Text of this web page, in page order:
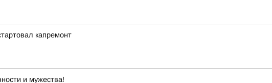
капремонт
и мужества!